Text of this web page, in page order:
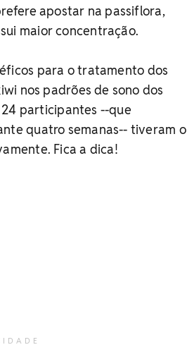
apostar na passiflora,
maior concentração.
para o tratamento dos
nos padrões de sono dos
participantes --que
quatro semanas-- tiveram o
Fica a dica!